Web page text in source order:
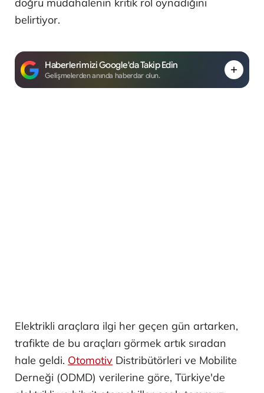
belirtiyor.
Haberlerimizi Google'da Takip Edin
Gelişmelerden anında haberdar olun.
Elektrikli araçlara ilgi her geçen gün artarken,
trafikte de bu araçları görmek artık sıradan
hale geldi. Otomotiv Distribütörleri ve Mobilite
Derneği (ODMD) verilerine göre, Türkiye'de